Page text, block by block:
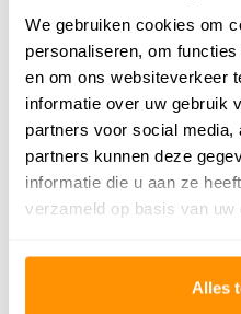
We gebruiken cookies om
personaliseren, om
en om ons websiteverkeer
informatie over uw gebruik
partners voor social
partners kunnen deze
informatie die u aan ze
verzameld op basis van
Alles
64,95
Buy now, pay later
Gemiddelde uit